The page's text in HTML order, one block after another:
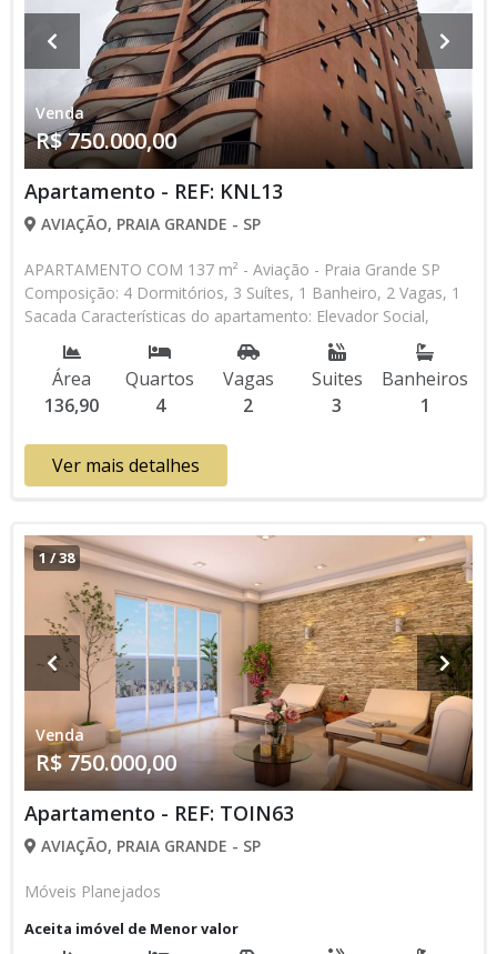
Venda
R$ 750.000,00
Apartamento - REF: KNL13
AVIAÇÃO, PRAIA GRANDE - SP
APARTAMENTO COM 137 m² - Aviação - Praia Grande SP
Composição: 4 Dormitórios, 3 Suítes, 1 Banheiro, 2 Vagas, 1
Sacada Características do apartamento: Elevador Social,
Elevador de Serviço, Acessibilidade, Portão Automático,
Interfone, Água Individual, Gás Encanado, Home Box, Piscina,
Sauna, Salão de Jogos, Salão de Festas, Espaço Kids, Espaço
Gourmet, Academia, Churrasqueira Aceita Financiamento
sem prévio aviso. Favor verificar entrando em contato com
nossa equipe
Área
136,90
Quartos
4
Vagas
2
Suites
3
Banheiros
1
Ver mais detalhes
1 /38
Venda
R$ 750.000,00
Apartamento - REF: TOIN63
AVIAÇÃO, PRAIA GRANDE - SP
Móveis Planejados
Aceita imóvel de Menor valor